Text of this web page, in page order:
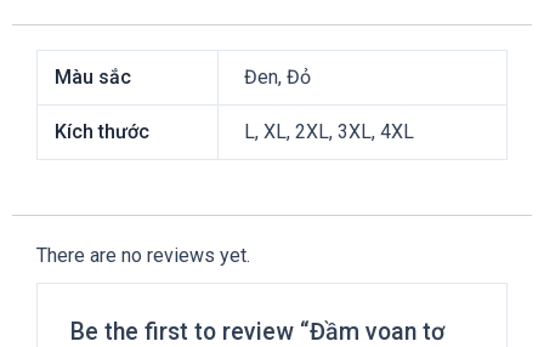
Màu sắc Đen, Đỏ
Kích thước L, XL, 2XL, 3XL, 4XL
There are no reviews yet.
Be the first to review “Đầm voan tơ